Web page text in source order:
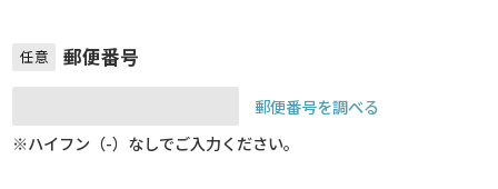
任意 郵便番号
郵便番号を調べる
※ハイフン（-）なしでご入力ください。